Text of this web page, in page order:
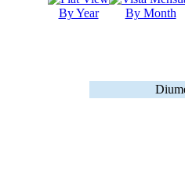
By Year By Month